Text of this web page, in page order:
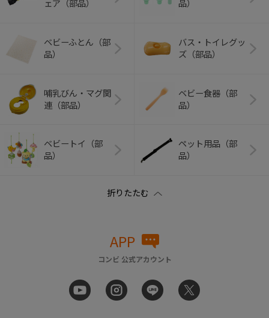
ェア（部品）
品）
ベビーふとん（部
品）
バス・トイレグッ
ズ（部品）
哺乳びん・マグ関
連（部品）
ベビー食器（部
品）
ベビートイ（部
品）
ペット用品（部
品）
APP
コンビ 公式アカウント